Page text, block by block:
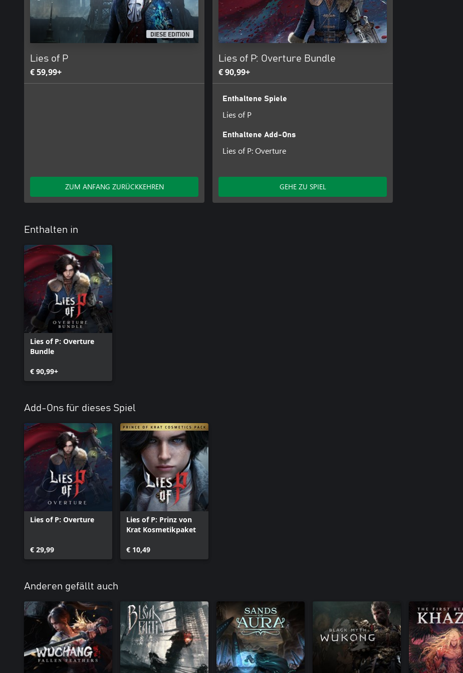
DIESE EDITION
Lies of P
€ 59,99+
ZUM ANFANG ZURÜCKKEHREN
Lies of P: Overture Bundle
€ 90,99+
Enthaltene Spiele
Lies of P
Enthaltene Add-Ons
Lies of P: Overture
GEHE ZU SPIEL
Enthalten in
Lies of P: Overture
Bundle
€ 90,99+
Add-Ons für dieses Spiel
Lies of P: Overture
€ 29,99
Lies of P: Prinz von
Krat Kosmetikpaket
€ 10,49
Anderen gefällt auch